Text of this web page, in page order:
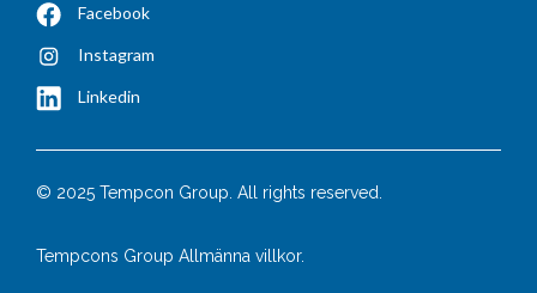
Facebook
Instagram
Linkedin
© 2025 Tempcon Group. All rights reserved.
Tempcons Group Allmänna villkor.